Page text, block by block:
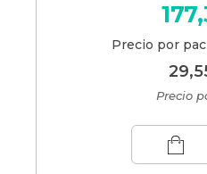
Precio por
Precio